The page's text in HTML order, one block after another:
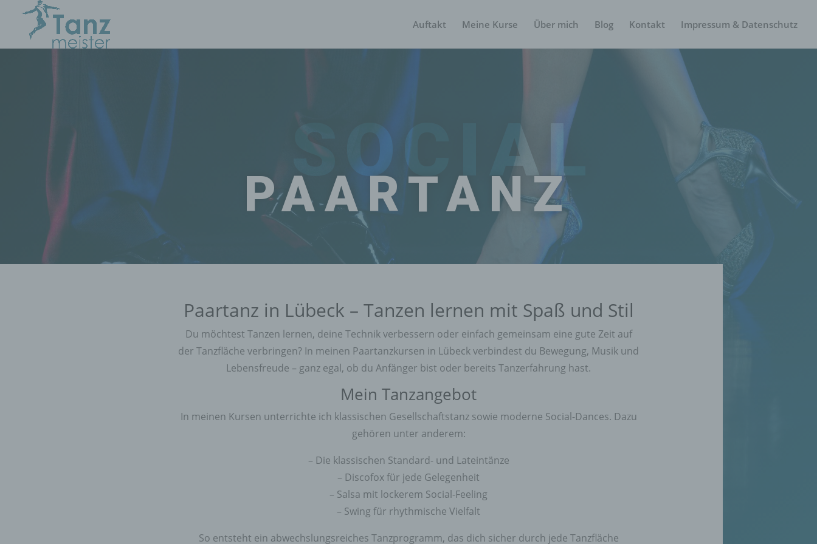
Auftakt Meine Kurse Über mich Blog Kontakt Impressum & Datenschutz
SOCIAL
PAARTANZ
Paartanz in Lübeck – Tanzen lernen mit Spaß und Stil
Du möchtest Tanzen lernen, deine Technik verbessern oder einfach gemeinsam eine gute Zeit auf
der Tanzfläche verbringen? In meinen Paartanzkursen in Lübeck verbindest du Bewegung, Musik und
Lebensfreude – ganz egal, ob du Anfänger bist oder bereits Tanzerfahrung hast.
Mein Tanzangebot
In meinen Kursen unterrichte ich klassischen Gesellschaftstanz sowie moderne Social-Dances. Dazu
gehören unter anderem:
– Die klassischen Standard- und Lateintänze
– Discofox für jede Gelegenheit
– Salsa mit lockerem Social-Feeling
– Swing für rhythmische Vielfalt
So entsteht ein abwechslungsreiches Tanzprogramm, das dich sicher durch jede Tanzfläche